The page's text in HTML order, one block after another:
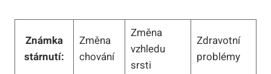
Známka
stárnutí:
Změna
chování
Změna
vzhledu
srsti
Zdravotní
problémy